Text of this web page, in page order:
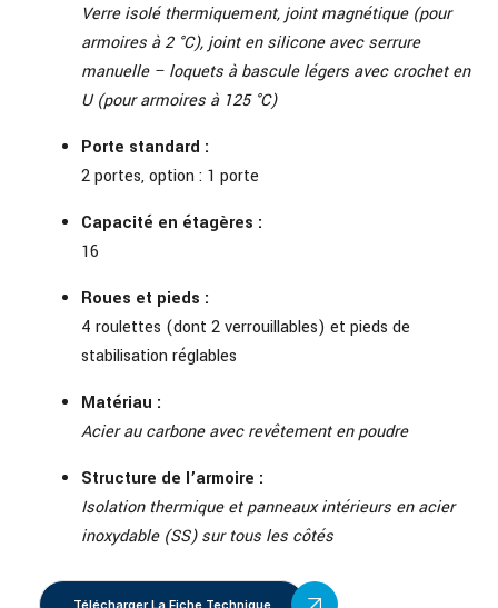
Verre isolé thermiquement, joint magnétique (pour
armoires à 2 °C), joint en silicone avec serrure
manuelle – loquets à bascule légers avec crochet en
U (pour armoires à 125 °C)
Porte standard :
2 portes, option : 1 porte
Capacité en étagères :
16
Roues et pieds :
4 roulettes (dont 2 verrouillables) et pieds de
stabilisation réglables
Matériau :
Acier au carbone avec revêtement en poudre
Structure de l’armoire :
Isolation thermique et panneaux intérieurs en acier
inoxydable (SS) sur tous les côtés
Télécharger La Fiche Technique